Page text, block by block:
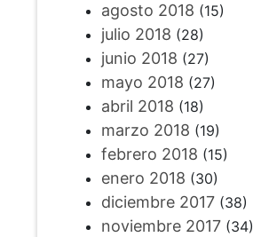
agosto 2018 (15)
julio 2018 (28)
junio 2018 (27)
mayo 2018 (27)
abril 2018 (18)
marzo 2018 (19)
febrero 2018 (15)
enero 2018 (30)
diciembre 2017(38)
noviembre 2017(34)